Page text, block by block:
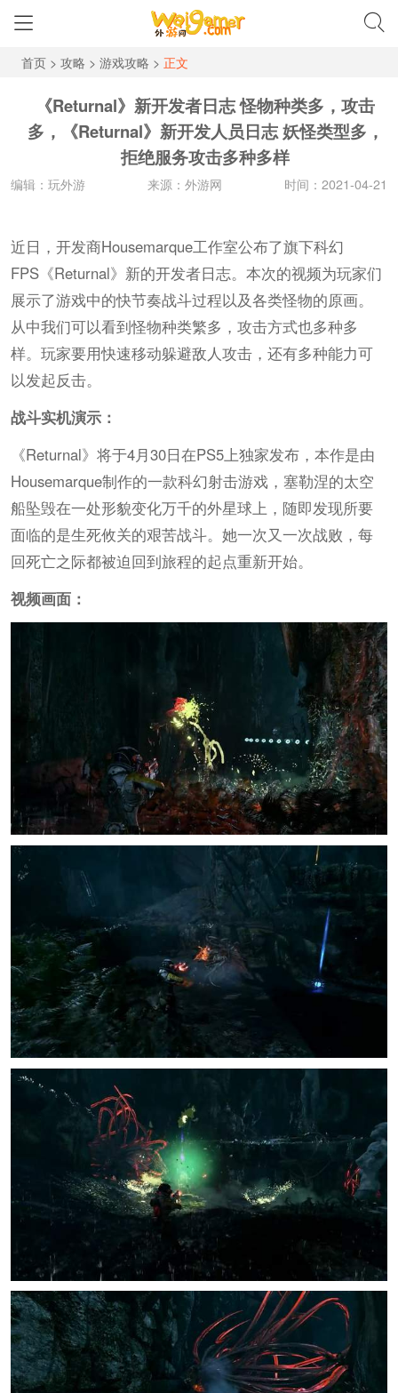
首页> 攻略 > 游戏攻略 > 正文
《Returnal》新开发者日志 怪物种类多，攻击
多，《Returnal》新开发人员日志 妖怪类型多，
拒绝服务攻击多种多样
编辑：玩外游 来源：外游网 时间：2021-04-21
近日，开发商Housemarque工作室公布了旗下科幻
FPS《Returnal》新的开发者日志。本次的视频为玩家们
展示了游戏中的快节奏战斗过程以及各类怪物的原画。
从中我们可以看到怪物种类繁多，攻击方式也多种多
样。玩家要用快速移动躲避敌人攻击，还有多种能力可
以发起反击。
战斗实机演示：
《Returnal》将于4月30日在PS5上独家发布，本作是由
Housemarque制作的一款科幻射击游戏，塞勒涅的太空
船坠毁在一处形貌变化万千的外星球上，随即发现所要
面临的是生死攸关的艰苦战斗。她一次又一次战败，每
回死亡之际都被迫回到旅程的起点重新开始。
视频画面：